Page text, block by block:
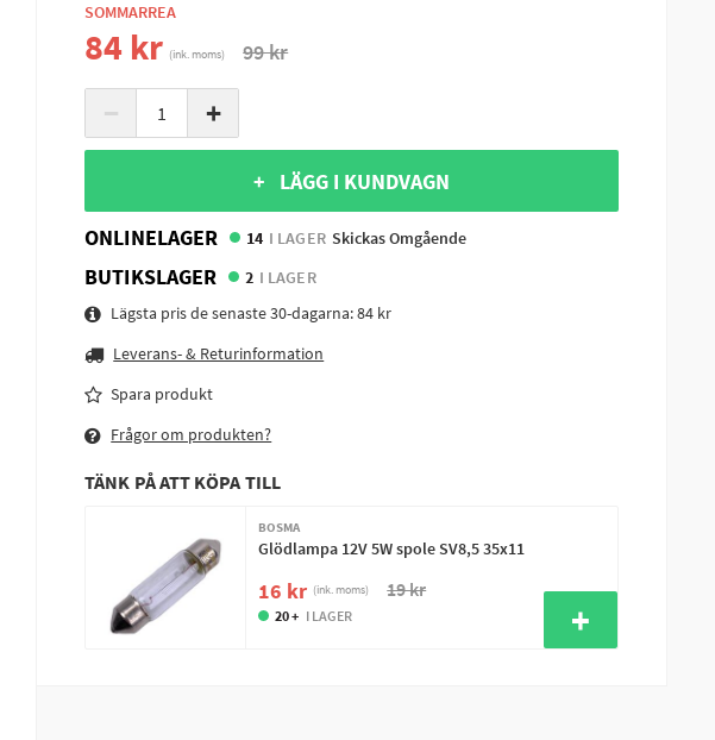
SOMMARREA
84 kr (ink. moms) 99 kr
− +
+ LÄGG I KUNDVAGN
ONLINELAGER 14 I LAGER Skickas Omgående
BUTIKSLAGER 2 I LAGER
Lägsta pris de senaste 30-dagarna:84 kr
Leverans- & Returinformation
Spara produkt
Frågor om produkten?
TÄNK PÅ ATT KÖPA TILL
BOSMA
Glödlampa 12V 5W spole SV8,5 35x11
16 kr (ink. moms) 19 kr
20 + I LAGER